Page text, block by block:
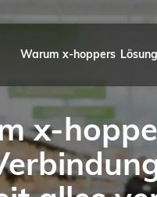
Warum x-hoppers
x-